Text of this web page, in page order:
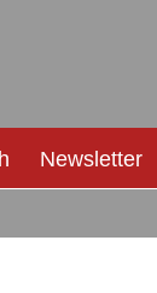
Newsletter